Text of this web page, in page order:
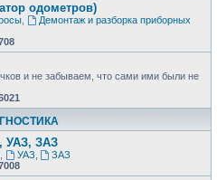
одометров)
,
Демонтаж и разборка приборных
и не забываем, что сами ими были не
УАЗ, ЗАЗ
УАЗ
ЗАЗ